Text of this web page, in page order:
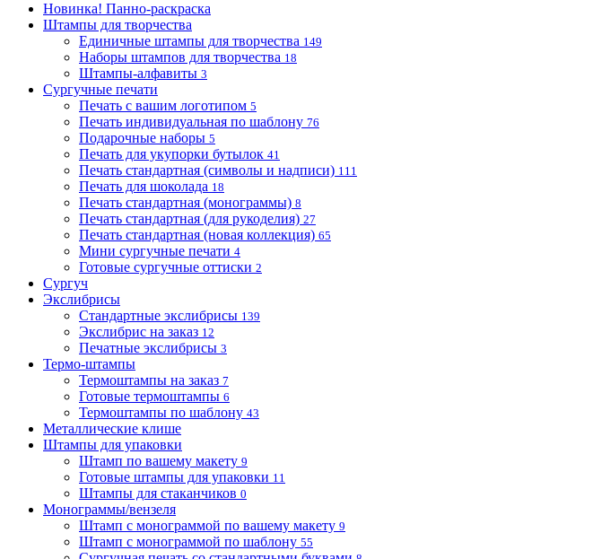
Новинка! Панно-раскраска
Штампы для творчества
Единичные штампы для творчества 149
Наборы штампов для творчества 18
Штампы-алфавиты 3
Сургучные печати
Печать с вашим логотипом 5
Печать индивидуальная по шаблону 76
Подарочные наборы 5
Печать для укупорки бутылок 41
Печать стандартная (символы и надписи) 111
Печать для шоколада 18
Печать стандартная (монограммы) 8
Печать стандартная (для рукоделия) 27
Печать стандартная (новая коллекция) 65
Мини сургучные печати 4
Готовые сургучные оттиски 2
Сургуч
Экслибрисы
Стандартные экслибрисы 139
Экслибрис на заказ 12
Печатные экслибрисы 3
Термо-штампы
Термоштампы на заказ 7
Готовые термоштампы 6
Термоштампы по шаблону 43
Металлические клише
Штампы для упаковки
Штамп по вашему макету 9
Готовые штампы для упаковки 11
Штампы для стаканчиков 0
Монограммы/вензеля
Штамп с монограммой по вашему макету 9
Штамп с монограммой по шаблону 55